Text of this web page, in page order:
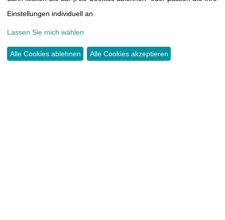
09117 CHEMNITZ
TEL.:
INFO@TUMORAKADEMIE.DE
Einstellungen individuell an.
Lassen Sie mich wählen
Alle Cookies ablehnen Alle Cookies akzeptieren